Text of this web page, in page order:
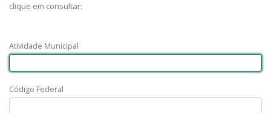
clique em consultar:
Atividade Municipal
Código Federal